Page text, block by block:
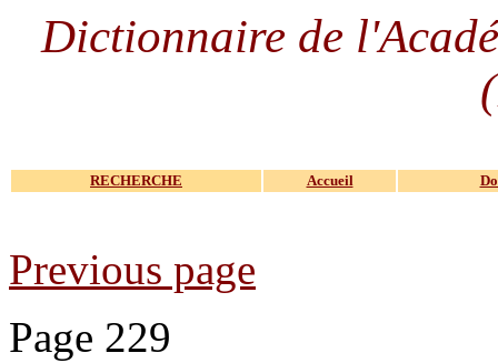
Dictionnaire de
RECHERCHE Accueil
Previous page
Page 229